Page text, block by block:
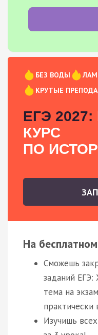
БЕЗ ВОДЫ
КРУТЫЕ
ЕГЭ 2027:
КУРС
ПО
На
Сможешь
заданий ЕГЭ:
тема на
Изучишь